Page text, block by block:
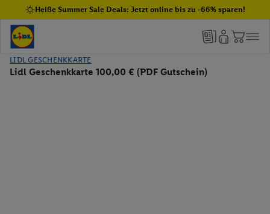
Heiße Summer Sale Deals: Jetzt online bis zu -66% sparen!
LIDL GESCHENKKARTE
Lidl Geschenkkarte 100,00 € (PDF Gutschein)